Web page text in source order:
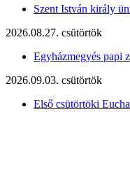
Szent István király
2026.08.27. csütörtök
Egyházmegyés papi
2026.09.03. csütörtök
Első csütörtöki